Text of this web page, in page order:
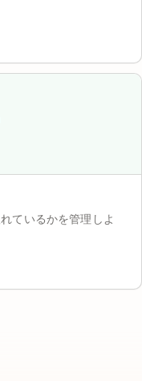
ているかを管理しよ